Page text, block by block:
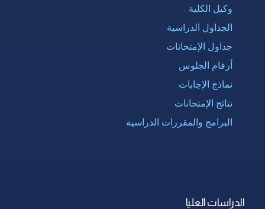
وكيل الكلية
الجداول الدراسية
جداول الإمتحانات
أرقام الجلوس
نماذج الإجابات
نتائج الإمتحانات
البرامج والمقررات الدراسية
الدراسات العليا